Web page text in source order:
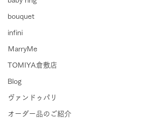
bouquet
infini
ＭarryMe
TOMIYA倉敷店
Blog
ヴァンドゥパリ
オーダー品のご紹介